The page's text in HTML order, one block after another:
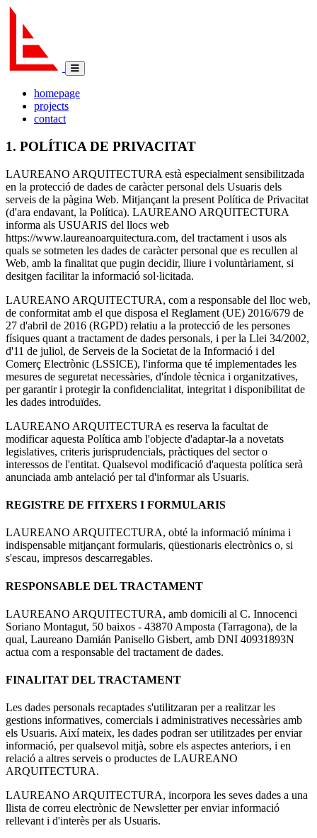
homepage
projects
contact
1. POLÍTICA DE PRIVACITAT
LAUREANO ARQUITECTURA està especialment sensibilitzada
en la protecció de dades de caràcter personal dels Usuaris dels
serveis de la pàgina Web. Mitjançant la present Política de Privacitat
(d'ara endavant, la Política). LAUREANO ARQUITECTURA
informa als USUARIS del llocs web
https://www.laureanoarquitectura.com, del tractament i usos als
quals se sotmeten les dades de caràcter personal que es recullen al
Web, amb la finalitat que pugin decidir, lliure i voluntàriament, si
desitgen facilitar la informació sol·licitada.
LAUREANO ARQUITECTURA, com a responsable del lloc web,
de conformitat amb el que disposa el Reglament (UE) 2016/679 de
27 d'abril de 2016 (RGPD) relatiu a la protecció de les persones
físiques quant a tractament de dades personals, i per la Llei 34/2002,
d'11 de juliol, de Serveis de la Societat de la Informació i del
Comerç Electrònic (LSSICE), l'informa que té implementades les
mesures de seguretat necessàries, d'índole tècnica i organitzatives,
per garantir i protegir la confidencialitat, integritat i disponibilitat de
les dades introduïdes.
LAUREANO ARQUITECTURA es reserva la facultat de
modificar aquesta Política amb l'objecte d'adaptar-la a novetats
legislatives, criteris jurisprudencials, pràctiques del sector o
interessos de l'entitat. Qualsevol modificació d'aquesta política serà
anunciada amb antelació per tal d'informar als Usuaris.
REGISTRE DE FITXERS I FORMULARIS
LAUREANO ARQUITECTURA, obté la informació mínima i
indispensable mitjançant formularis, qüestionaris electrònics o, si
s'escau, impresos descarregables.
RESPONSABLE DEL TRACTAMENT
LAUREANO ARQUITECTURA, amb domicili al C. Innocenci
Soriano Montagut, 50 baixos - 43870 Amposta (Tarragona), de la
qual, Laureano Damián Panisello Gisbert, amb DNI 40931893N
actua com a responsable del tractament de dades.
FINALITAT DEL TRACTAMENT
Les dades personals recaptades s'utilitzaran per a realitzar les
gestions informatives, comercials i administratives necessàries amb
els Usuaris. Així mateix, les dades podran ser utilitzades per enviar
informació, per qualsevol mitjà, sobre els aspectes anteriors, i en
relació a altres serveis o productes de LAUREANO
ARQUITECTURA.
LAUREANO ARQUITECTURA, incorpora les seves dades a una
llista de correu electrònic de Newsletter per enviar informació
rellevant i d'interès per als Usuaris.